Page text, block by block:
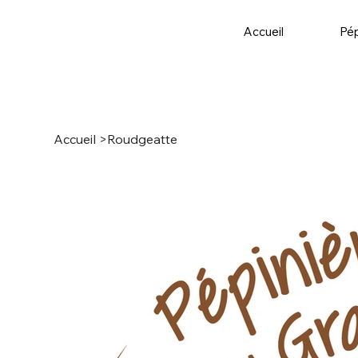
Accueil
Accueil >Roudgeatte